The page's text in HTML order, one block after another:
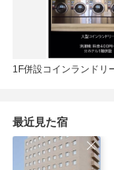
1F併設コインランドリ
最近見た宿